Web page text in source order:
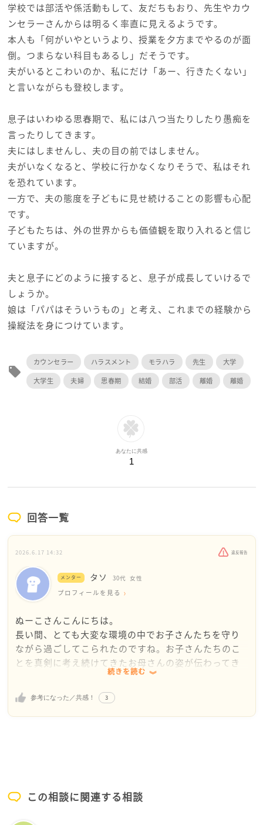
学校では部活や係活動もして、友だちもおり、先生やカウ
ンセラーさんからは明るく率直に見えるようです。
本人も「何がいやというより、授業を夕方までやるのが面
倒。つまらない科目もあるし」だそうです。
夫がいるとこわいのか、私にだけ「あー、行きたくない」
と言いながらも登校します。
息子はいわゆる思春期で、私には八つ当たりしたり愚痴を
言ったりしてきます。
夫にはしませんし、夫の目の前ではしません。
夫がいなくなると、学校に行かなくなりそうで、私はそれ
を恐れています。
一方で、夫の態度を子どもに見せ続けることの影響も心配
です。
子どもたちは、外の世界からも価値観を取り入れると信じ
ていますが。
夫と息子にどのように接すると、息子が成長していけるで
しょうか。
娘は「パパはそういうもの」と考え、これまでの経験から
操縦法を身につけています。
local_offer
カウンセラー ハラスメント モラハラ 先生
大学
大学生
夫婦 思春期 結婚 部活 離婚 離婚
あなたに共感
1
回答一覧
2026.6.17 14:32 違反報告
メンター タソ 30代 女性
プロフィールを見る
ぬーこさんこんにちは。
長い間、とても大変な環境の中でお子さんたちを守り
ながら過ごしてこられたのですね。お子さんたちのこ
とを真剣に考え続けてきたお母さんの姿が伝わってき
まず感じたのは、息子さんの登校の問題と、ご主人の
モラハラ的な言動は、分けて考えた方がよいというこ
とです。
一方で、ご主人については、
これは単なる厳しい性格や教育方針の違いではなく、
続きを読む
参考になった／共感！ 3
この相談に関連する相談